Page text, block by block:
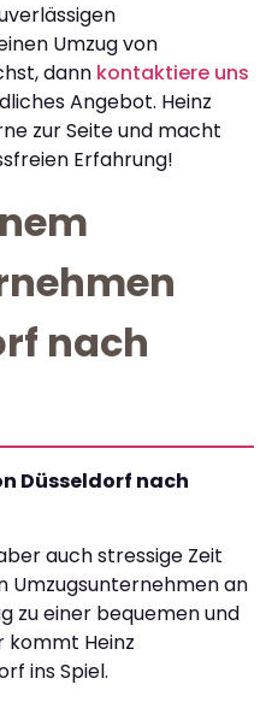
Umzug von
dann kontaktiere uns
Angebot. Heinz
zur Seite und macht
Erfahrung!
nach
Düsseldorf nach
auch stressige Zeit
Umzugsunternehmen an
zu einer bequemen und
kommt Heinz
ins Spiel.